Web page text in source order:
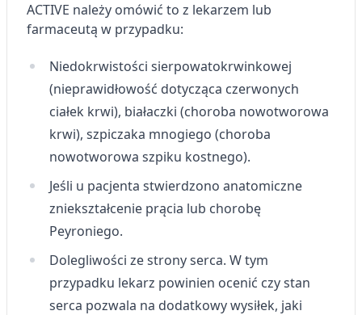
ACTIVE należy omówić to z lekarzem lub
farmaceutą w przypadku:
Niedokrwistości sierpowatokrwinkowej
(nieprawidłowość dotycząca czerwonych
ciałek krwi), białaczki (choroba nowotworowa
krwi), szpiczaka mnogiego (choroba
nowotworowa szpiku kostnego).
Jeśli u pacjenta stwierdzono anatomiczne
zniekształcenie prącia lub chorobę
Peyroniego.
Dolegliwości ze strony serca. W tym
przypadku lekarz powinien ocenić czy stan
serca pozwala na dodatkowy wysiłek, jaki